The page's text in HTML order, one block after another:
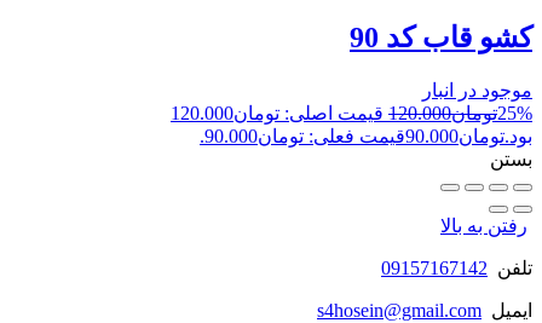
کشو قاب کد 90
موجود در انبار
25%تومان120.000
قیمت اصلی: تومان120.000
بود.تومان90.000قیمت فعلی: تومان90.000.
بستن
رفتن به بالا
تلفن 09157167142
ایمیل s4hosein@gmail.com